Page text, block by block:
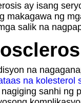
ay isang
makagawa ng
salik na
na
na kolesterol
sanhi ng